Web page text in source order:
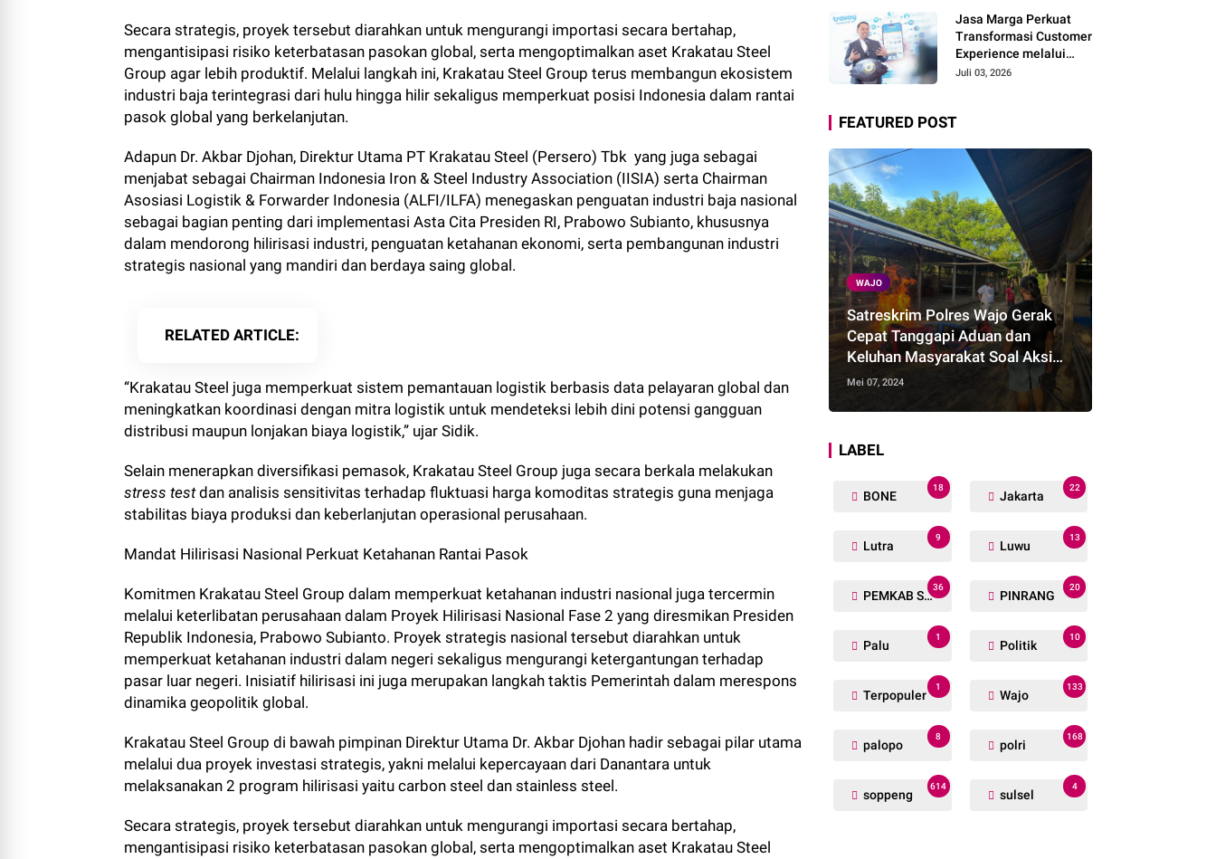
Secara strategis, proyek tersebut diarahkan untuk mengurangi importasi secara bertahap,
mengantisipasi risiko keterbatasan pasokan global, serta mengoptimalkan aset Krakatau Steel
Group agar lebih produktif. Melalui langkah ini, Krakatau Steel Group terus membangun ekosistem
industri baja terintegrasi dari hulu hingga hilir sekaligus memperkuat posisi Indonesia dalam rantai
pasok global yang berkelanjutan.
Adapun Dr. Akbar Djohan, Direktur Utama PT Krakatau Steel (Persero) Tbk yang juga sebagai
menjabat sebagai Chairman Indonesia Iron & Steel Industry Association (IISIA) serta Chairman
Asosiasi Logistik & Forwarder Indonesia (ALFI/ILFA) menegaskan penguatan industri baja nasional
sebagai bagian penting dari implementasi Asta Cita Presiden RI, Prabowo Subianto, khususnya
dalam mendorong hilirisasi industri, penguatan ketahanan ekonomi, serta pembangunan industri
strategis nasional yang mandiri dan berdaya saing global.
RELATED ARTICLE
“Krakatau Steel juga memperkuat sistem pemantauan logistik berbasis data pelayaran global dan
meningkatkan koordinasi dengan mitra logistik untuk mendeteksi lebih dini potensi gangguan
distribusi maupun lonjakan biaya logistik,” ujar Sidik.
Selain menerapkan diversifikasi pemasok, Krakatau Steel Group juga secara berkala melakukan
stress testdan analisis sensitivitas terhadap fluktuasi harga komoditas strategis guna menjaga
stabilitas biaya produksi dan keberlanjutan operasional perusahaan.
Mandat Hilirisasi Nasional Perkuat Ketahanan Rantai Pasok
Komitmen Krakatau Steel Group dalam memperkuat ketahanan industri nasional juga tercermin
melalui keterlibatan perusahaan dalam Proyek Hilirisasi Nasional Fase 2 yang diresmikan Presiden
Republik Indonesia, Prabowo Subianto. Proyek strategis nasional tersebut diarahkan untuk
memperkuat ketahanan industri dalam negeri sekaligus mengurangi ketergantungan terhadap
pasar luar negeri. Inisiatif hilirisasi ini juga merupakan langkah taktis Pemerintah dalam merespons
dinamika geopolitik global.
Krakatau Steel Group di bawah pimpinan Direktur Utama Dr. Akbar Djohan hadir sebagai pilar utama
melalui dua proyek investasi strategis, yakni melalui kepercayaan dari Danantara untuk
melaksanakan 2 program hilirisasi yaitu carbon steel dan stainless steel.
Secara strategis, proyek tersebut diarahkan untuk mengurangi importasi secara bertahap,
mengantisipasi risiko keterbatasan pasokan global, serta mengoptimalkan aset Krakatau Steel
Jasa Marga Perkuat
Transformasi Customer
Experience melalui
Expert Sharing Session
Juli 03, 2026
FEATURED POST
WAJO
Satreskrim Polres Wajo Gerak
Cepat Tanggapi Aduan dan
Keluhan Masyarakat Soal Aksi
Perjudian
Mei 07, 2024
LABEL
BONE
18
Jakarta
22
Lutra
9
Luwu
13
PEMKAB SOPPENG
36
PINRANG
20
Palu
1
Politik
10
Terpopuler
1
Wajo
133
palopo
8
polri
168
soppeng
614
sulsel
4